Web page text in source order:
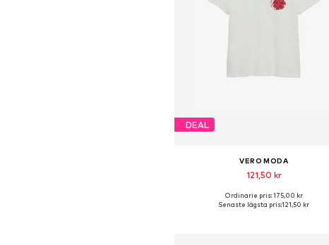
DEAL
VERO MODA
121,50 kr
Tillgängliga storlekar: XS, S, M, L, XL
Ordinarie pris: 175,00 kr
Senaste lägsta pris:121,50 kr